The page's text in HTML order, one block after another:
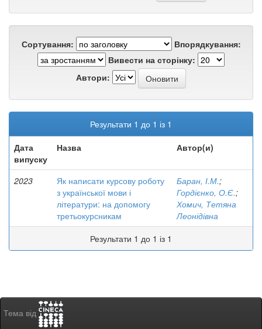
Сортування:
Впорядкування:
Вивести на сторінку:
Автори:
Результати 1 до 1 із 1
Дата
випуску
Назва Автор(и)
2023
Як написати курсову роботу
з української мови і
літератури: на допомогу
третьокурсникам
Баран, І.М.;
Гордієнко, О.Є.;
Хомич, Тетяна
Леонідівна
Результати 1 до 1 із 1
Тема від